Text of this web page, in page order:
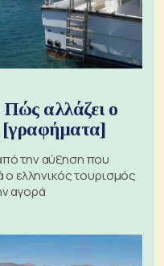
Πώς αλλάζει ο
[γραφήματα]
την αύξηση που
ο ελληνικός τουρισμός
αγορά